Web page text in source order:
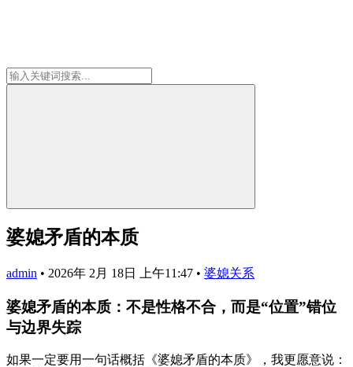
婆媳矛盾的本质
admin • 2026年 2月 18日 上午11:47 • 婆媳关系
婆媳矛盾的本质：不是性格不合，而是“位置”错位
与边界失踪
如果一定要用一句话概括《婆媳矛盾的本质》，我更愿意说：